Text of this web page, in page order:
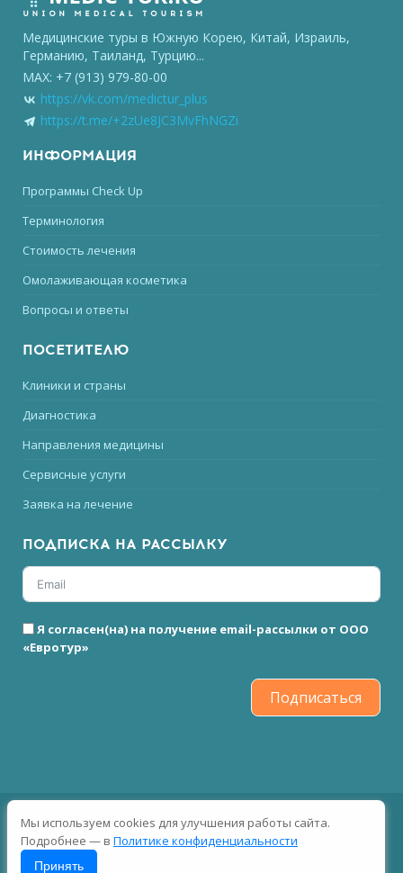
Медицинские туры в Южную Корею, Китай, Израиль,
Германию, Таиланд, Турцию...
MAX: +7 (913) 979-80-00
https://vk.com/medictur_plus
https://t.me/+2zUe8JC3MvFhNGZi
ИНФОРМАЦИЯ
Программы Check Up
Терминология
Стоимость лечения
Омолаживающая косметика
Вопросы и ответы
ПОСЕТИТЕЛЮ
Клиники и страны
Диагностика
Направления медицины
Сервисные услуги
Заявка на лечение
ПОДПИСКА НА РАССЫЛКУ
Я согласен(на) на получение email-рассылки от ООО
«Евротур»
Подписаться
2026 © Все права защищены
Мы используем cookies для улучшения работы сайта.
Подробнее — в Политике конфиденциальности
Принять